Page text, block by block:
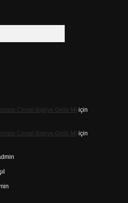
Cinsel Ilişkiye Girilir Mi için
Cinsel Ilişkiye Girilir Mi için